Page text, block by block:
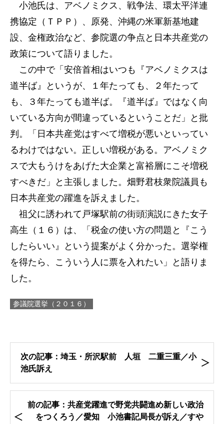
小池氏は、アベノミクス、戦争法、環太平洋連
携協定（ＴＰＰ）、原発、沖縄の米軍新基地建
設、金権政治など、参院選の争点と日本共産党の
政策について語りました。
この中で「安倍首相はいつも『アベノミクスは
道半ば』というが、１年たっても、２年たって
も、３年たっても道半ば。『道半ば』ではなく向
いている方向が間違っているということだ」と批
判。「日本共産党はすべて増税が悪いといってい
るわけではない。正しい増税がある。アベノミク
スで大もうけをあげた大企業と富裕層にこそ増税
すべきだ」と主張しました。畑野君枝衆院議員も
日本共産党の躍進を訴えました。
祖父に誘われて戸塚駅前の街頭演説にきた女子
高生（１６）は、「税金の使い方の問題と『こう
したらいい』という提案がよく分かった。選挙権
を得たら、こういう人に票を入れたい」と語りま
した。
参議院選挙（２０１６）
次の記事：埼玉・所沢駅前 人垣 二重三重／小
池氏訴え
前の記事：共産党躍進で野党共闘進め新しい政治
をつくろう／愛知 小池書記局長が訴え／すや